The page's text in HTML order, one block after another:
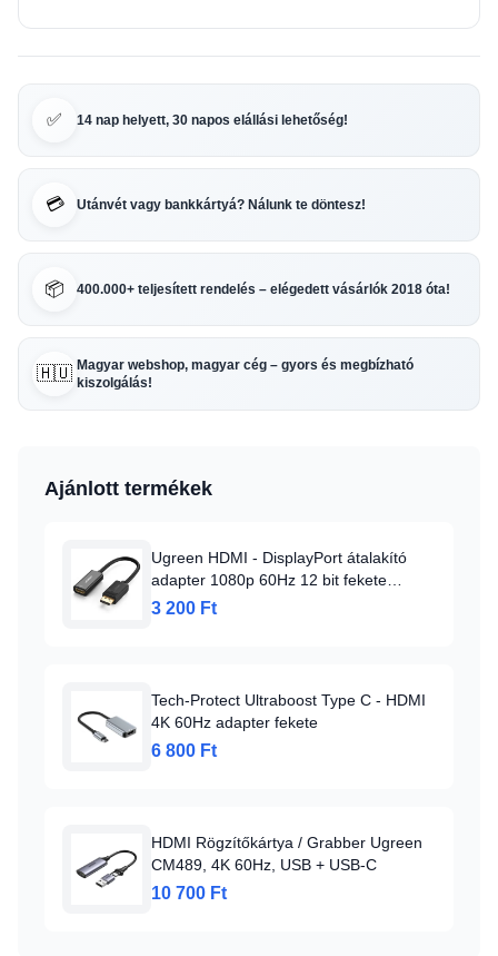
✅ 14 nap helyett, 30 napos elállási lehetőség!
💳 Utánvét vagy bankkártyá? Nálunk te döntesz!
📦 400.000+ teljesített rendelés – elégedett vásárlók 2018 óta!
🇭🇺 Magyar webshop, magyar cég – gyors és megbízható
kiszolgálás!
Ajánlott termékek
Ugreen HDMI - DisplayPort átalakító
adapter 1080p 60Hz 12 bit fekete
(40362)
3 200 Ft
Tech-Protect Ultraboost Type C - HDMI
4K 60Hz adapter fekete
6 800 Ft
HDMI Rögzítőkártya / Grabber Ugreen
CM489, 4K 60Hz, USB + USB-C
10 700 Ft